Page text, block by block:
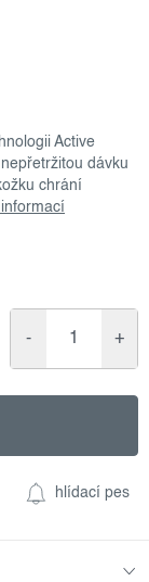
Active
dávku
chrání
hlídací pes